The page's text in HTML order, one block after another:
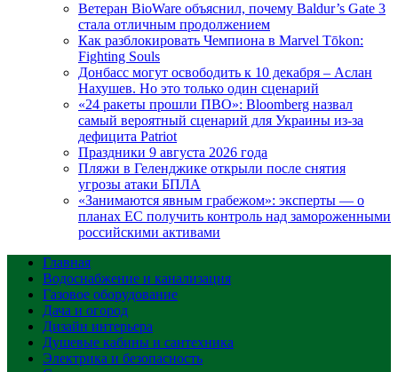
Ветеран BioWare объяснил, почему Baldur’s Gate 3
стала отличным продолжением
Как разблокировать Чемпиона в Marvel Tōkon:
Fighting Souls
Донбасс могут освободить к 10 декабря – Аслан
Нахушев. Но это только один сценарий
«24 ракеты прошли ПВО»: Bloomberg назвал
самый вероятный сценарий для Украины из-за
дефицита Patriot
Праздники 9 августа 2026 года
Пляжи в Геленджике открыли после снятия
угрозы атаки БПЛА
«Занимаются явным грабежом»: эксперты — о
планах ЕС получить контроль над замороженными
российскими активами
Главная
Водоснабжение и канализация
Газовое оборудование
Дача и огород
Дизайн интерьера
Душевые кабины и сантехника
Электрика и безопасность